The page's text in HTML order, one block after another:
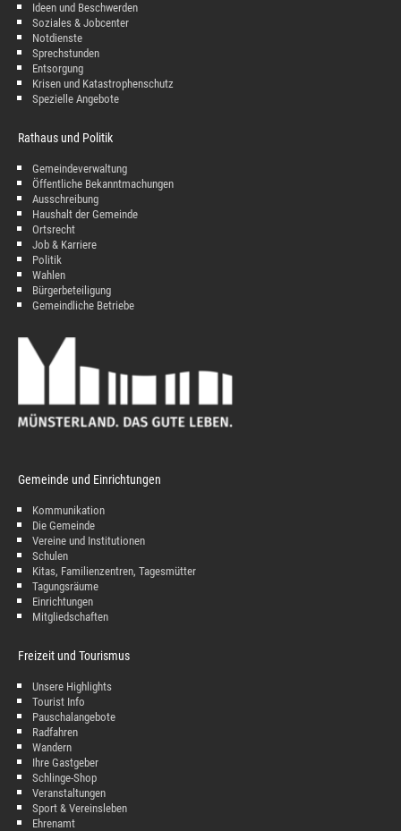
Ideen und Beschwerden
Soziales & Jobcenter
Notdienste
Sprechstunden
Entsorgung
Krisen und Katastrophenschutz
Spezielle Angebote
Rathaus und Politik
Gemeindeverwaltung
Öffentliche Bekanntmachungen
Ausschreibung
Haushalt der Gemeinde
Ortsrecht
Job & Karriere
Politik
Wahlen
Bürgerbeteiligung
Gemeindliche Betriebe
Gemeinde und Einrichtungen
Kommunikation
Die Gemeinde
Vereine und Institutionen
Schulen
Kitas, Familienzentren, Tagesmütter
Tagungsräume
Einrichtungen
Mitgliedschaften
Freizeit und Tourismus
Unsere Highlights
Tourist Info
Pauschalangebote
Radfahren
Wandern
Ihre Gastgeber
Schlinge-Shop
Veranstaltungen
Sport & Vereinsleben
Ehrenamt